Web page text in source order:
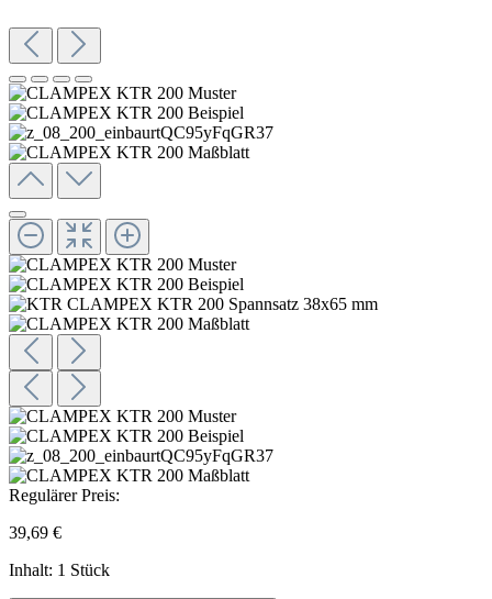
Regulärer Preis:
39,69 €
Inhalt: 1 Stück